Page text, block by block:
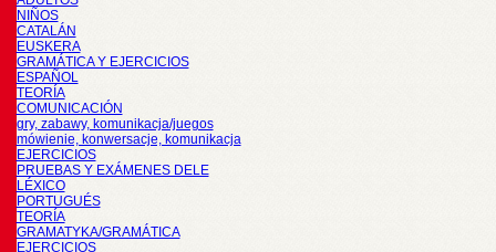
NIÑOS
CATALÁN
EUSKERA
GRAMÁTICA Y EJERCICIOS
ESPAÑOL
TEORÍA
COMUNICACIÓN
gry, zabawy, komunikacja/juegos
mówienie, konwersacje, komunikacja
EJERCICIOS
PRUEBAS Y EXÁMENES DELE
LÉXICO
PORTUGUÉS
TEORÍA
GRAMATYKA/GRAMÁTICA
EJERCICIOS